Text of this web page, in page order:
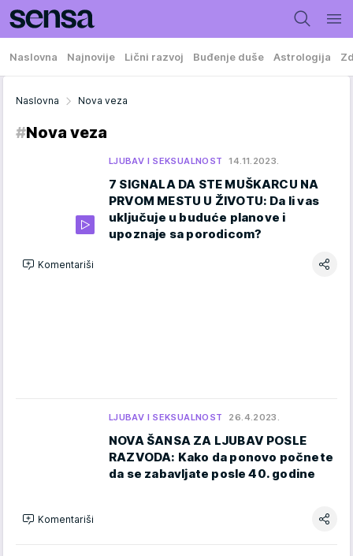
Naslovna Najnovije Lični razvoj Buđenje duše Astrologija
Naslovna Nova veza
#Nova veza
LJUBAV I SEKSUALNOST 14.11.2023.
7 SIGNALA DA STE MUŠKARCU NA
PRVOM MESTU U ŽIVOTU: Da li vas
uključuje u buduće planove i
upoznaje sa porodicom?
Komentariši
LJUBAV I SEKSUALNOST 26.4.2023.
NOVA ŠANSA ZA LJUBAV POSLE
RAZVODA: Kako da ponovo počnete
da se zabavljate posle 40. godine
Komentariši